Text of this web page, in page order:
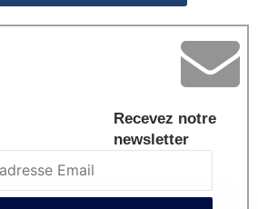
Recevez notre
newsletter